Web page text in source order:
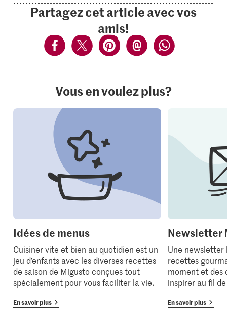
Partagez cet article avec vos
amis!
Vous en voulez plus?
Idées de menus
Cuisiner vite et bien au quotidien est un
jeu d’enfants avec les diverses recettes
de saison de Migusto conçues tout
spécialement pour vous faciliter la vie.
En savoir plus
Newsletter
Une newsletter
recettes
moment et des
inspirer au fil
En savoir plus